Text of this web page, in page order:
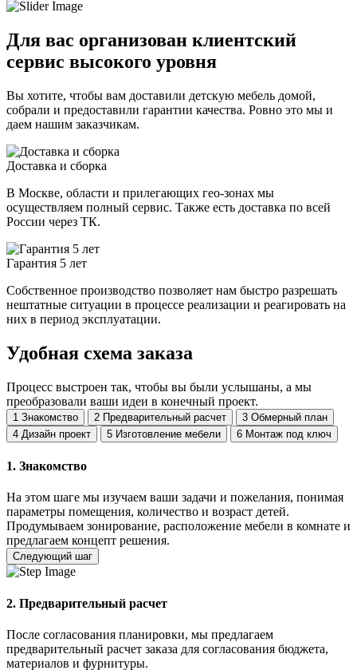
Для вас организован клиентский
сервис высокого уровня
Вы хотите, чтобы вам доставили детскую мебель домой,
собрали и предоставили гарантии качества. Ровно это мы и
даем нашим заказчикам.
Доставка и сборка
В Москве, области и прилегающих гео-зонах мы
осуществляем полный сервис. Также есть доставка по всей
России через ТК.
Гарантия 5 лет
Собственное производство позволяет нам быстро разрешать
нештатные ситуации в процессе реализации и реагировать на
них в период эксплуатации.
Удобная схема заказа
Процесс выстроен так, чтобы вы были услышаны, а мы
преобразовали ваши идеи в конечный проект.
1 Знакомство 2 Предварительный расчет 3 Обмерный план
4 Дизайн проект 5 Изготовление мебели 6 Монтаж под ключ
1. Знакомство
На этом шаге мы изучаем ваши задачи и пожелания, понимая
параметры помещения, количество и возраст детей.
Продумываем зонирование, расположение мебели в комнате и
предлагаем концепт решения.
Следующий шаг
2. Предварительный расчет
После согласования планировки, мы предлагаем
предварительный расчет заказа для согласования бюджета,
материалов и фурнитуры.